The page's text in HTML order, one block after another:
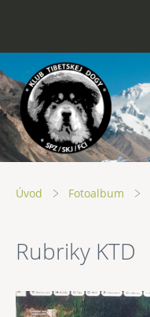
Úvod Fotoalbum
Rubriky KTD